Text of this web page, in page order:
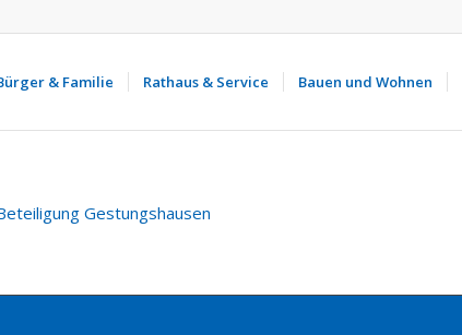
& Familie Rathaus & Service Bauen und Wohnen
Gestungshausen